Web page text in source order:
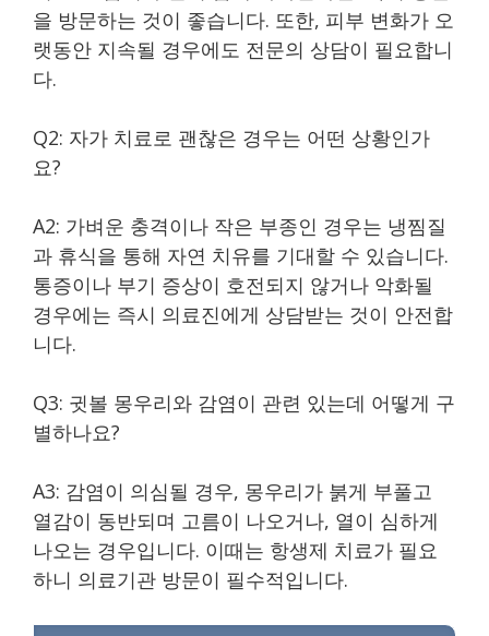
을 방문하는 것이 좋습니다. 또한, 피부 변화가 오
랫동안 지속될 경우에도 전문의 상담이 필요합니
다.
Q2: 자가 치료로 괜찮은 경우는 어떤 상황인가
요?
A2: 가벼운 충격이나 작은 부종인 경우는 냉찜질
과 휴식을 통해 자연 치유를 기대할 수 있습니다.
통증이나 부기 증상이 호전되지 않거나 악화될
경우에는 즉시 의료진에게 상담받는 것이 안전합
니다.
Q3: 귓볼 몽우리와 감염이 관련 있는데 어떻게 구
별하나요?
A3: 감염이 의심될 경우, 몽우리가 붉게 부풀고
열감이 동반되며 고름이 나오거나, 열이 심하게
나오는 경우입니다. 이때는 항생제 치료가 필요
하니 의료기관 방문이 필수적입니다.